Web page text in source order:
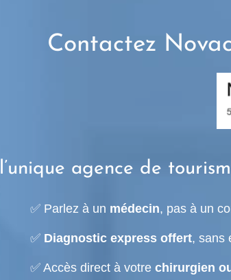
Contactez
l’unique agence de
✅ Parlez à un médecin, pas à un
✅ Diagnostic express offert, sans
✅ Accès direct à votre chirurgien